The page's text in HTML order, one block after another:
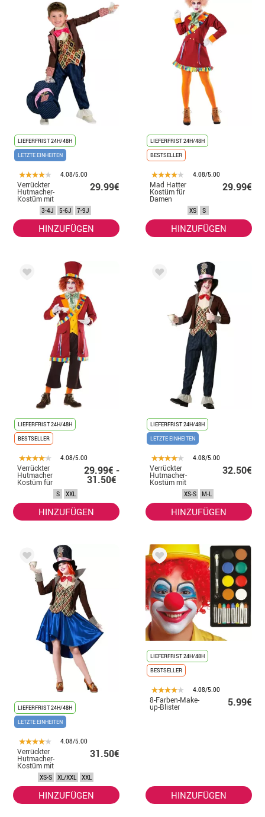
LIEFERFRIST 24H/48H
LETZTE EINHEITEN
4.08/5.00
Verrückter
Hutmacher-
Kostüm mit
Jacke für Kinder
29.99€
3-4J 5-6J 7-9J
HINZUFÜGEN
LIEFERFRIST 24H/48H
BESTSELLER
4.08/5.00
Mad Hatter
Kostüm für
Damen
29.99€
XS S
HINZUFÜGEN
LIEFERFRIST 24H/48H
BESTSELLER
4.08/5.00
Verrückter
Hutmacher
Kostüm für
29.99€ -
31.50€
S XXL
HINZUFÜGEN
LIEFERFRIST 24H/48H
LETZTE EINHEITEN
4.08/5.00
Verrückter
Hutmacher-
Kostüm mit
Jacke für Herren
32.50€
XS-S M-L
HINZUFÜGEN
LIEFERFRIST 24H/48H
LETZTE EINHEITEN
4.08/5.00
Verrückter
Hutmacher-
Kostüm mit
Jacke für Damen
31.50€
XS-S XL/XXL XXL
HINZUFÜGEN
LIEFERFRIST 24H/48H
BESTSELLER
4.08/5.00
8-Farben-Make-
up-Blister 5.99€
HINZUFÜGEN